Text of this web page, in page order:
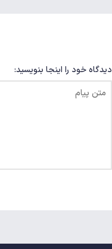
دیدگاه خود را اینجا بنویسید: